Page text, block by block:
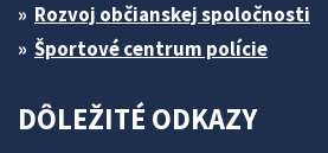
Rozvoj občianskej spoločnosti
Športové centrum polície
DÔLEŽITÉ ODKAZY